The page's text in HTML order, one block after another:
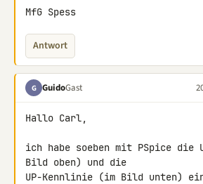
MfG Spess
Antwort
G GuidoGast
Hallo Carl,
ich habe soeben mit PSpice die
Bild oben) und die
UP-Kennlinie (im Bild unten)